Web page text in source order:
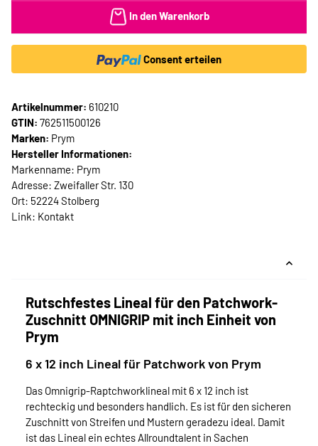
In den Warenkorb
Consent erteilen
Artikelnummer: 610210
GTIN: 762511500126
Marken: Prym
Hersteller Informationen:
Markenname: Prym
Adresse: Zweifaller Str. 130
Ort: 52224 Stolberg
Link: Kontakt
Rutschfestes Lineal für den Patchwork-
Zuschnitt OMNIGRIP mit inch Einheit von
Prym
6 x 12 inch Lineal für Patchwork von Prym
Das Omnigrip-Raptchworklineal mit 6 x 12 inch ist
rechteckig und besonders handlich. Es ist für den sicheren
Zuschnitt von Streifen und Mustern geradezu ideal. Damit
ist das Lineal ein echtes Allroundtalent in Sachen